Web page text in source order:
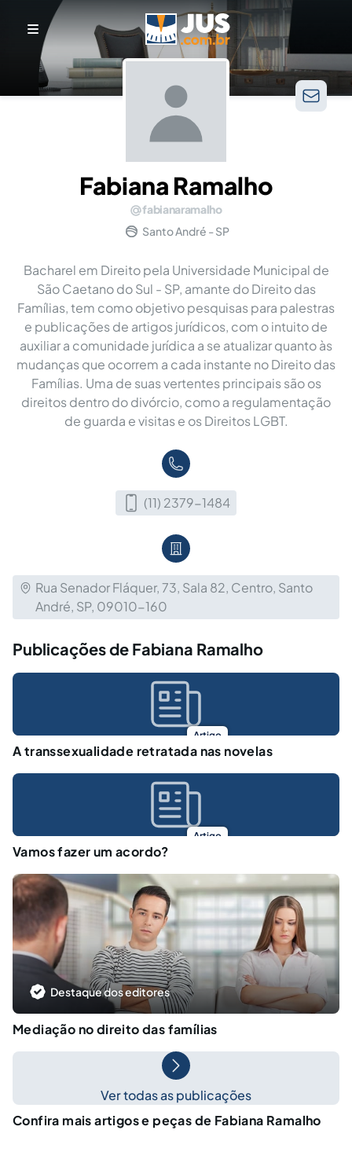
Fabiana Ramalho
fabianaramalho
Santo André - SP
Bacharel em Direito pela Universidade Municipal de
São Caetano do Sul - SP, amante do Direito das
Famílias, tem como objetivo pesquisas para palestras
e publicações de artigos jurídicos, com o intuito de
auxiliar a comunidade jurídica a se atualizar quanto às
mudanças que ocorrem a cada instante no Direito das
Famílias. Uma de suas vertentes principais são os
direitos dentro do divórcio, como a regulamentação
de guarda e visitas e os Direitos LGBT.
(11) 2379-1484
Rua Senador Fláquer, 73, Sala 82, Centro, Santo
André, SP, 09010-160
Publicações de Fabiana Ramalho
Artigo
A transsexualidade retratada nas novelas
Artigo
Vamos fazer um acordo?
Destaque dos editores
Mediação no direito das famílias
Ver todas as publicações
Confira mais artigos e peças de Fabiana Ramalho